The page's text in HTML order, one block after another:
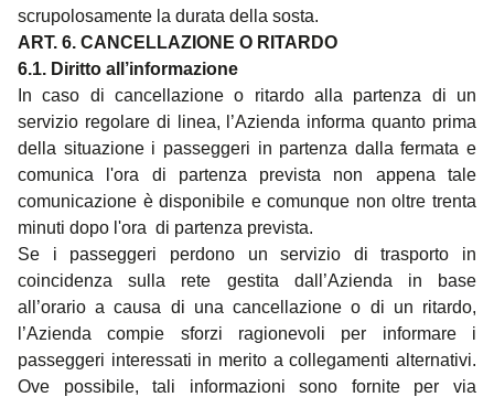
scrupolosamente la durata della sosta.
ART. 6. CANCELLAZIONE O RITARDO
6.1. Diritto all’informazione
In caso di cancellazione o ritardo alla partenza di un
servizio regolare di linea, l’Azienda informa quanto prima
della situazione i passeggeri in partenza dalla fermata e
comunica l'ora di partenza prevista non appena tale
comunicazione è disponibile e comunque non oltre trenta
minuti dopo l'ora di partenza prevista.
Se i passeggeri perdono un servizio di trasporto in
coincidenza sulla rete gestita dall’Azienda in base
all’orario a causa di una cancellazione o di un ritardo,
l’Azienda compie sforzi ragionevoli per informare i
passeggeri interessati in merito a collegamenti alternativi.
Ove possibile, tali informazioni sono fornite per via